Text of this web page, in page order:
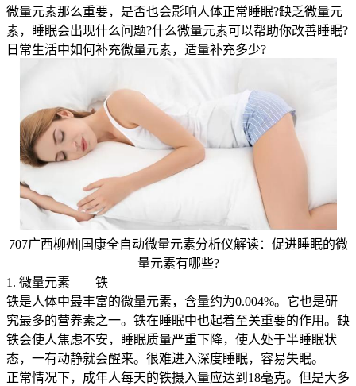
微量元素那么重要，是否也会影响人体正常睡眠?缺乏微量元
素，睡眠会出现什么问题?什么微量元素可以帮助你改善睡眠?
日常生活中如何补充微量元素，适量补充多少?
707广西柳州|国康全自动微量元素分析仪解读：促进睡眠的微
量元素有哪些?
1. 微量元素——铁
铁是人体中最丰富的微量元素，含量约为0.004%。它也是研
究最多的营养素之一。铁在睡眠中也起着至关重要的作用。缺
铁会使人焦虑不安，睡眠质量严重下降，使人处于半睡眠状
态，一有动静就会醒来。很难进入深度睡眠，容易失眠。
正常情况下，成年人每天的铁摄入量应达到18毫克。但是大多